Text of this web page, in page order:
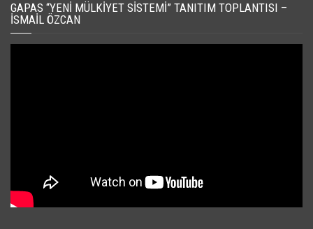
GAPAS “YENI MÜLKIYET SISTEMI” TANITIM TOPLANTISI –
İSMAIL ÖZCAN